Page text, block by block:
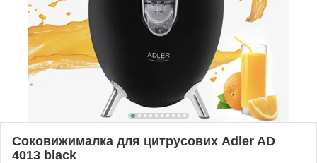
Соковижималка для цитрусових Adler AD
4013 black